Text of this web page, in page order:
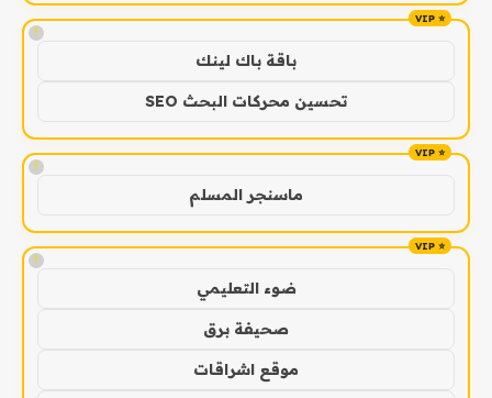
!
باقة باك لينك
تحسين محركات البحث SEO
!
ماسنجر المسلم
!
ضوء التعليمي
صحيفة برق
موقع اشراقات